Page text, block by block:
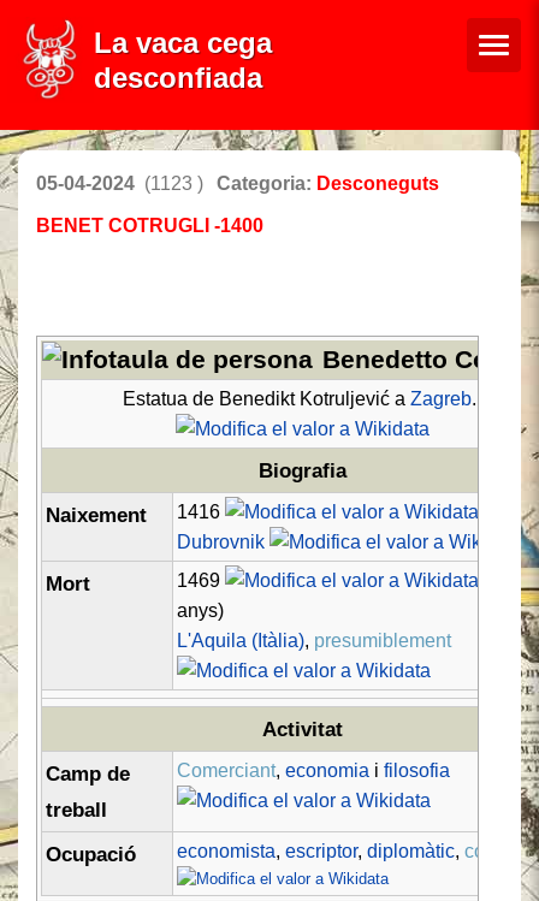
La vaca cega
desconfiada
05-04-2024 (1123 ) Categoria: Desconeguts
BENET COTRUGLI -1400
Benedetto
Estatua de Benedikt Kotruljević aZagreb.
Biografia
Naixement
1416
Dubrovnik
Mort 1469
(52/53
anys)
L'Aquila (Itàlia), presumiblement
Activitat
Camp de
treball
Comerciant,economia ifilosofia
Ocupació economista,escriptor,diplomàtic,